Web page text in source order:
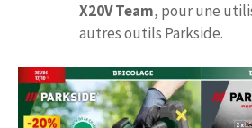
X20V Team, pour une
autres outils Parkside.